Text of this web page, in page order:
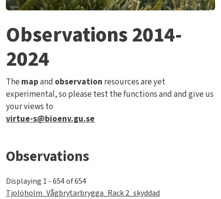
Observations 2014-
2024
The mapand observation resources are yet
experimental, so please test the functions and and give us
your views to
virtue-s@bioenv.gu.se
Observations
Displaying 1 - 654 of 654
Tjolöholm_Vågbrytarbrygga_Rack 2_skyddad